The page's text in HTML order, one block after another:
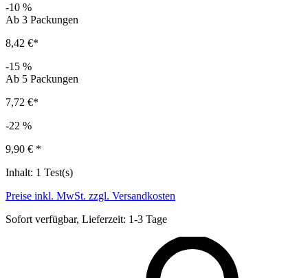
-10 %
Ab 3 Packungen
8,42 €*
-15 %
Ab 5 Packungen
7,72 €*
-22 %
9,90 € *
Inhalt: 1 Test(s)
Preise inkl. MwSt. zzgl. Versandkosten
Sofort verfügbar, Lieferzeit: 1-3 Tage